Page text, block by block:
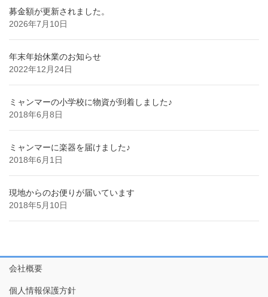
募金額が更新されました。
2026年7月10日
年末年始休業のお知らせ
2022年12月24日
ミャンマーの小学校に物資が到着しました♪
2018年6月8日
ミャンマーに楽器を届けました♪
2018年6月1日
現地からのお便りが届いています
2018年5月10日
会社概要
個人情報保護方針